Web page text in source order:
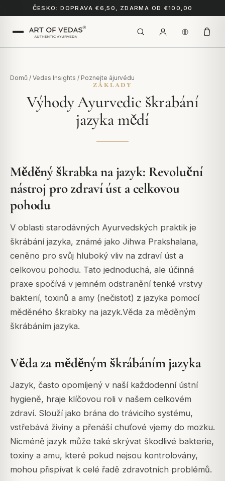
ČESKO: DOPRAVA €6,50, ZDARMA OD €100,00
Domů / Vedas Insights / Poznejte ájurvédu
ZÁKLADY
Výhody Ayurvedic škrabání
jazyka mědí
Měděný škrabka na jazyk: Revoluční
nástroj pro zdraví úst a celkovou
pohodu
V oblasti starodávných Ayurvedských praktik je
škrábání jazyka, známé jako Jihwa Prakshalana,
ceněno pro svůj hluboký vliv na zdraví úst a
celkovou pohodu. Tato jednoduchá, ale účinná
praxe spočívá v jemném odstranění tenké vrstvy
bakterií, toxinů a amy (nečistot) z jazyka pomocí
měděného škrabky na jazyk.Věda za měděným
škrábáním jazyka.
Věda za měděným škrábáním jazyka
Jazyk, často opomíjený v naší každodenní ústní
hygieně, hraje klíčovou roli v našem celkovém
zdraví. Slouží jako brána do trávicího systému,
vstřebává živiny a přenáší chuťové vjemy do mozku.
Nicméně jazyk může také skrývat škodlivé bakterie,
toxiny a amu, které pokud nejsou kontrolovány,
mohou přispívat k celé řadě zdravotních problémů.